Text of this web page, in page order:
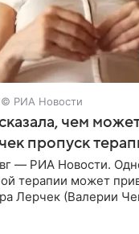
© РИА Новости
чем
пропуск
— РИА Новости.
терапии может
Лерчек (Валерии